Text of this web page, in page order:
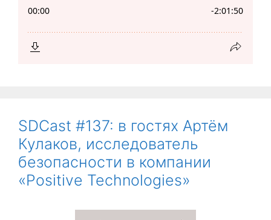
SDCast #137: в гостях Артём
Кулаков, исследователь
безопасности в компании
«Positive Technologies»